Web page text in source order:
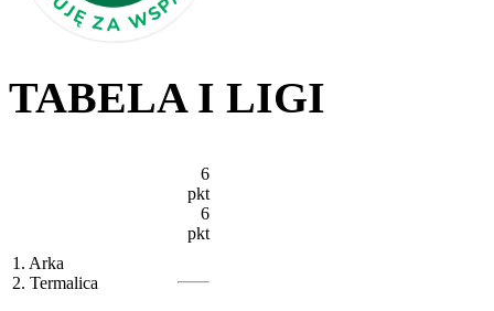
TABELA I LIGI
1. Arka
2. Termalica
6
pkt
6
pkt